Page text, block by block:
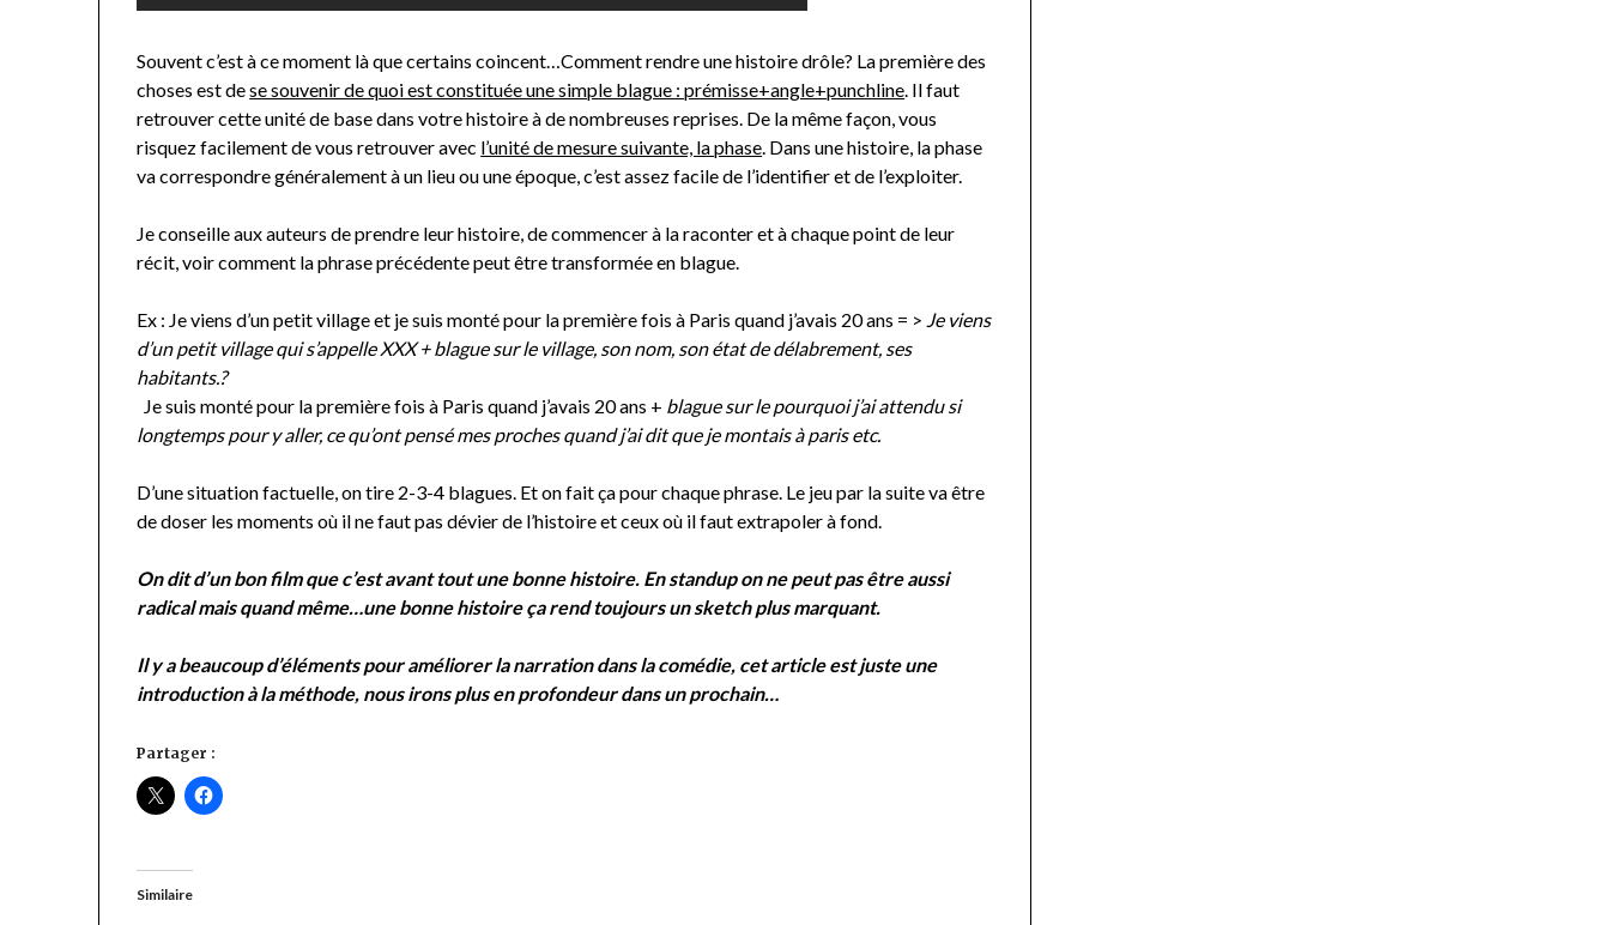
Souvent c’est à ce moment là que certains coincent…Comment rendre une histoire drôle? La première des
choses est dese souvenir de quoi est constituée une simple blague : prémisse+angle+punchline. Il faut
retrouver cette unité de base dans votre histoire à de nombreuses reprises. De la même façon, vous
risquez facilement de vous retrouver avec l’unité de mesure suivante, la phase. Dans une histoire, la phase
va correspondre généralement à un lieu ou une époque, c’est assez facile de l’identifier et de l’exploiter.
Je conseille aux auteurs de prendre leur histoire, de commencer à la raconter et à chaque point de leur
récit, voir comment la phrase précédente peut être transformée en blague.
Ex : Je viens d’un petit village et je suis monté pour la première fois à Paris quand j’avais 20 ans = > Je viens
d’un petit village qui s’appelle XXX + blague sur le village, son nom, son état de délabrement, ses
habitants.?
Je suis monté pour la première fois à Paris quand j’avais 20 ans + blague sur le pourquoi j’ai attendu si
longtemps pour y aller, ce qu’ont pensé mes proches quand j’ai dit que je montais à paris etc.
D’une situation factuelle, on tire 2-3-4 blagues. Et on fait ça pour chaque phrase. Le jeu par la suite va être
de doser les moments où il ne faut pas dévier de l’histoire et ceux où il faut extrapoler à fond.
On dit d’un bon film que c’est avant tout une bonne histoire. En standup on ne peut pas être aussi
radical mais quand même…une bonne histoire ça rend toujours un sketch plus marquant.
Il y a beaucoup d’éléments pour améliorer la narration dans la comédie, cet article est juste une
introduction à la méthode, nous irons plus en profondeur dans un prochain…
Partager :
Similaire